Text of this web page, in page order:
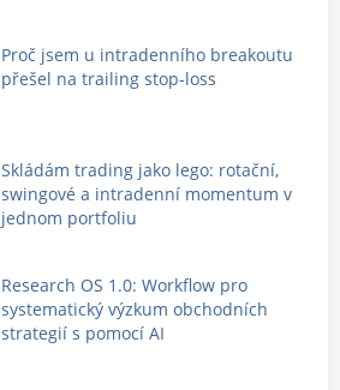
Proč jsem u intradenního breakoutu
přešel na trailing stop-loss
Skládám trading jako lego: rotační,
swingové a intradenní momentum v
jednom portfoliu
Research OS 1.0: Workflow pro
systematický výzkum obchodních
strategií s pomocí AI